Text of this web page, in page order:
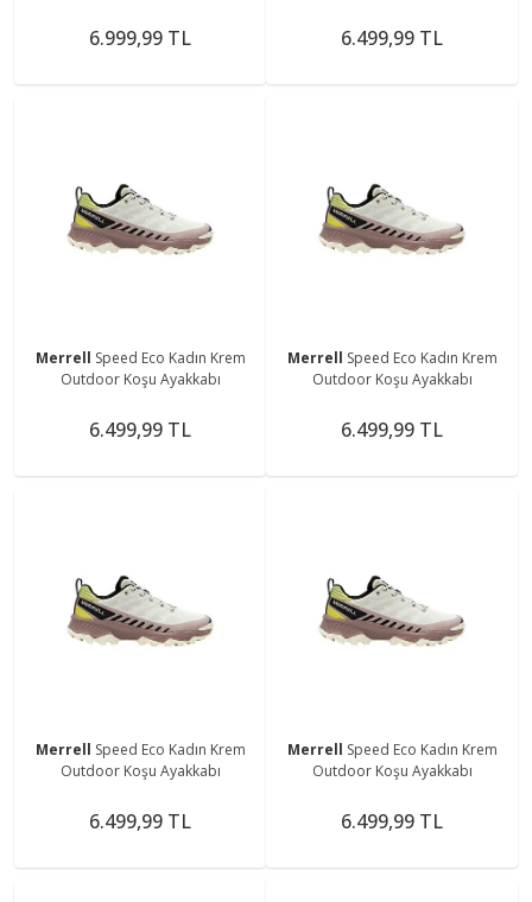
6.999,99 TL 6.499,99 TL
Merrell Speed Eco Kadın Krem
Outdoor Koşu Ayakkabı
6.499,99 TL
Merrell Speed Eco Kadın Krem
Outdoor Koşu Ayakkabı
6.499,99 TL
Merrell Speed Eco Kadın Krem
Outdoor Koşu Ayakkabı
6.499,99 TL
Merrell Speed Eco Kadın Krem
Outdoor Koşu Ayakkabı
6.499,99 TL